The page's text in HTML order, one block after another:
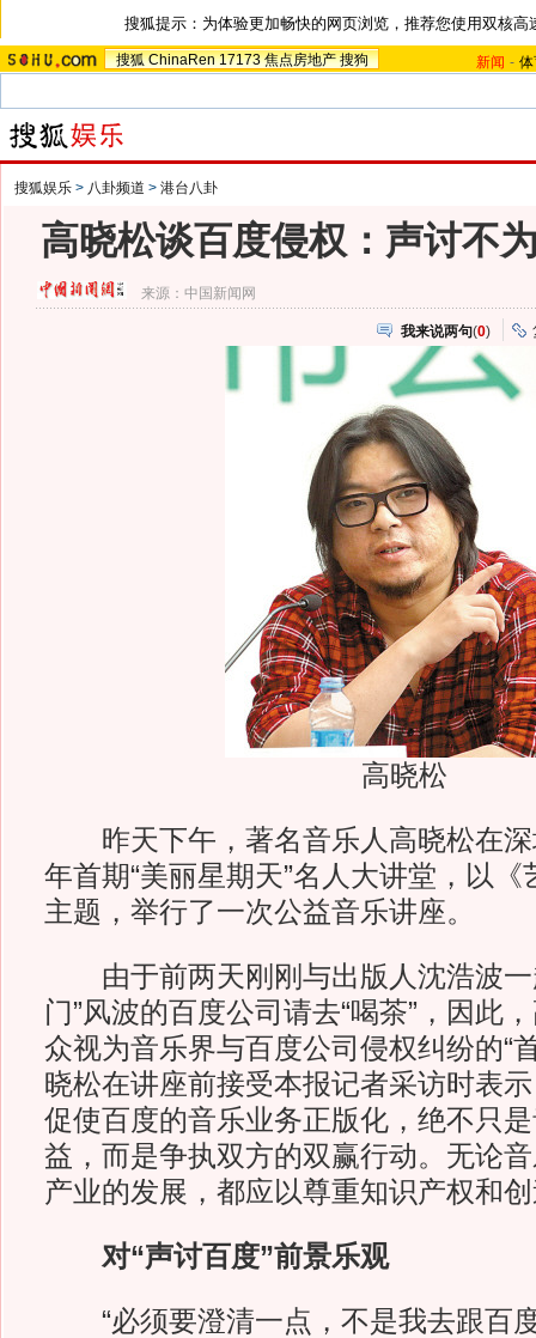
搜狐提示：为体验更加畅快的网页浏览，推荐您使用双核高
搜狐 ChinaRen 17173 焦点房地产 搜狗 新闻 -
搜狐娱乐 > 八卦频道 > 港台八卦
高晓松谈百度侵权：声讨不
来源： 中国新闻网
我来说两句(0)
高晓松
昨天下午，著名音乐人高晓松在深
年首期“美丽星期天”名人大讲堂，以
主题，举行了一次公益音乐讲座。
由于前两天刚刚与出版人沈浩波一
门”风波的百度公司请去“喝茶”，因此
众视为音乐界与百度公司侵权纠纷的“
晓松在讲座前接受本报记者采访时表
促使百度的音乐业务正版化，绝不只
益，而是争执双方的双赢行动。无论
产业的发展，都应以尊重知识产权和
对“声讨百度”前景乐观
“必须要澄清一点，不是我去跟百